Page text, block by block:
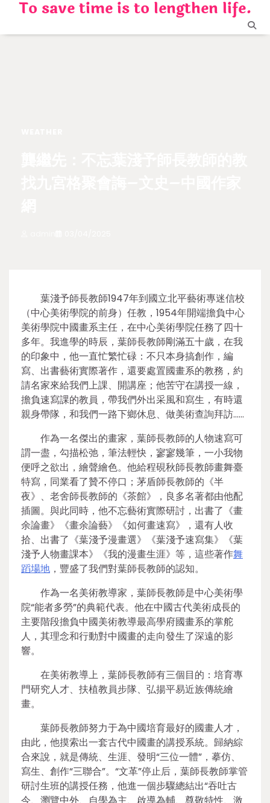
content
To save time is to lengthen life.
葉淺予師長教師1947年到國立北平藝術專迷信校
（中心美術學院的前身）任教，1954年開端擔負中心
美術學院中國畫系主任，在中心美術學院任務了四十
多年。我進學的時辰，葉師長教師剛滿五十歲，在我
的印象中，他一直忙繁忙碌：不只本身搞創作，編
寫、出書藝術實際著作，還要處置國畫系的教務，約
請名家來給我們上課、開講座；他苦守在講授一線，
擔負速寫課的教員，帶我們外出采風和寫生，有時還
親身帶隊，和我們一路下鄉休息、做美術查詢拜訪……
作為一名傑出的畫家，葉師長教師的人物速寫可
謂一盡，勾描松弛，筆法輕快，寥寥幾筆，一小我物
便呼之欲出，繪聲繪色。他給程硯秋師長教師畫舞臺
特寫，同業看了贊不停口；茅盾師長教師的《半
夜》、老舍師長教師的《茶館》，良多名著都由他配
插圖。與此同時，他不忘藝術實際研討，出書了《畫
余論畫》《畫余論藝》《如何畫速寫》，還有人收
拾、出書了《葉淺予漫畫選》《葉淺予速寫集》《葉
淺予人物畫課本》《我的漫畫生涯》等，這些著作舞
蹈場地 ，豐盛了我們對葉師長教師的認知。
作為一名美術教導家，葉師長教師是中心美術學
院“能者多勞”的典範代表。他在中國古代美術成長的
主要階段擔負中國美術教導最高學府國畫系的掌舵
人，其理念和行動對中國畫的走向發生了深遠的影
響。
在美術教導上，葉師長教師有三個目的：培育專
門研究人才、扶植教員步隊、弘揚平易近族傳統繪
畫。
葉師長教師努力于為中國培育最好的國畫人才，
由此，他摸索出一套古代中國畫的講授系統。歸納綜
合來說，就是傳統、生涯、發明“三位一體”，摹仿、
寫生、創作“三聯合”。“文革”停止后，葉師長教師掌管
研討生班的講授任務，他進一個步驟總結出“吞吐古